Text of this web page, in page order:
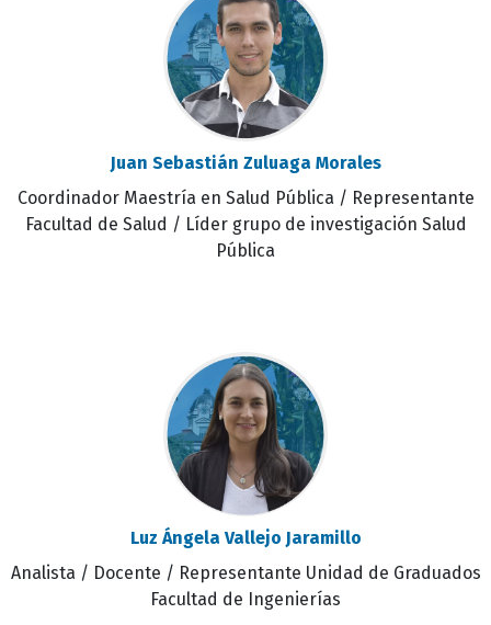
Juan Sebastián Zuluaga Morales
Coordinador Maestría en Salud Pública / Representante
Facultad de Salud / Líder grupo de investigación Salud
Pública
Luz Ángela Vallejo Jaramillo
Analista / Docente / Representante Unidad de Graduados
Facultad de Ingenierías